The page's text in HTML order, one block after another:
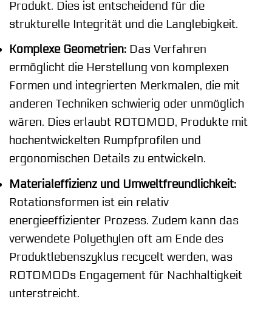
Produkt. Dies ist entscheidend für die
strukturelle Integrität und die Langlebigkeit.
Komplexe Geometrien: Das Verfahren
ermöglicht die Herstellung von komplexen
Formen und integrierten Merkmalen, die mit
anderen Techniken schwierig oder unmöglich
wären. Dies erlaubt ROTOMOD, Produkte mit
hochentwickelten Rumpfprofilen und
ergonomischen Details zu entwickeln.
Materialeffizienz und Umweltfreundlichkeit:
Rotationsformen ist ein relativ
energieeffizienter Prozess. Zudem kann das
verwendete Polyethylen oft am Ende des
Produktlebenszyklus recycelt werden, was
ROTOMODs Engagement für Nachhaltigkeit
unterstreicht.